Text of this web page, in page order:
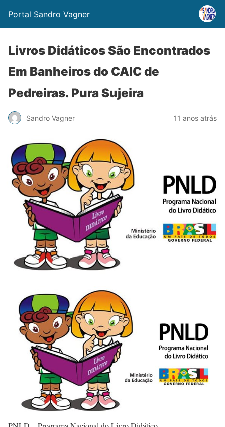
Portal Sandro Vagner
Livros Didáticos São Encontrados
Em Banheiros do CAIC de
Pedreiras. Pura Sujeira
Sandro Vagner 11 anos atrás